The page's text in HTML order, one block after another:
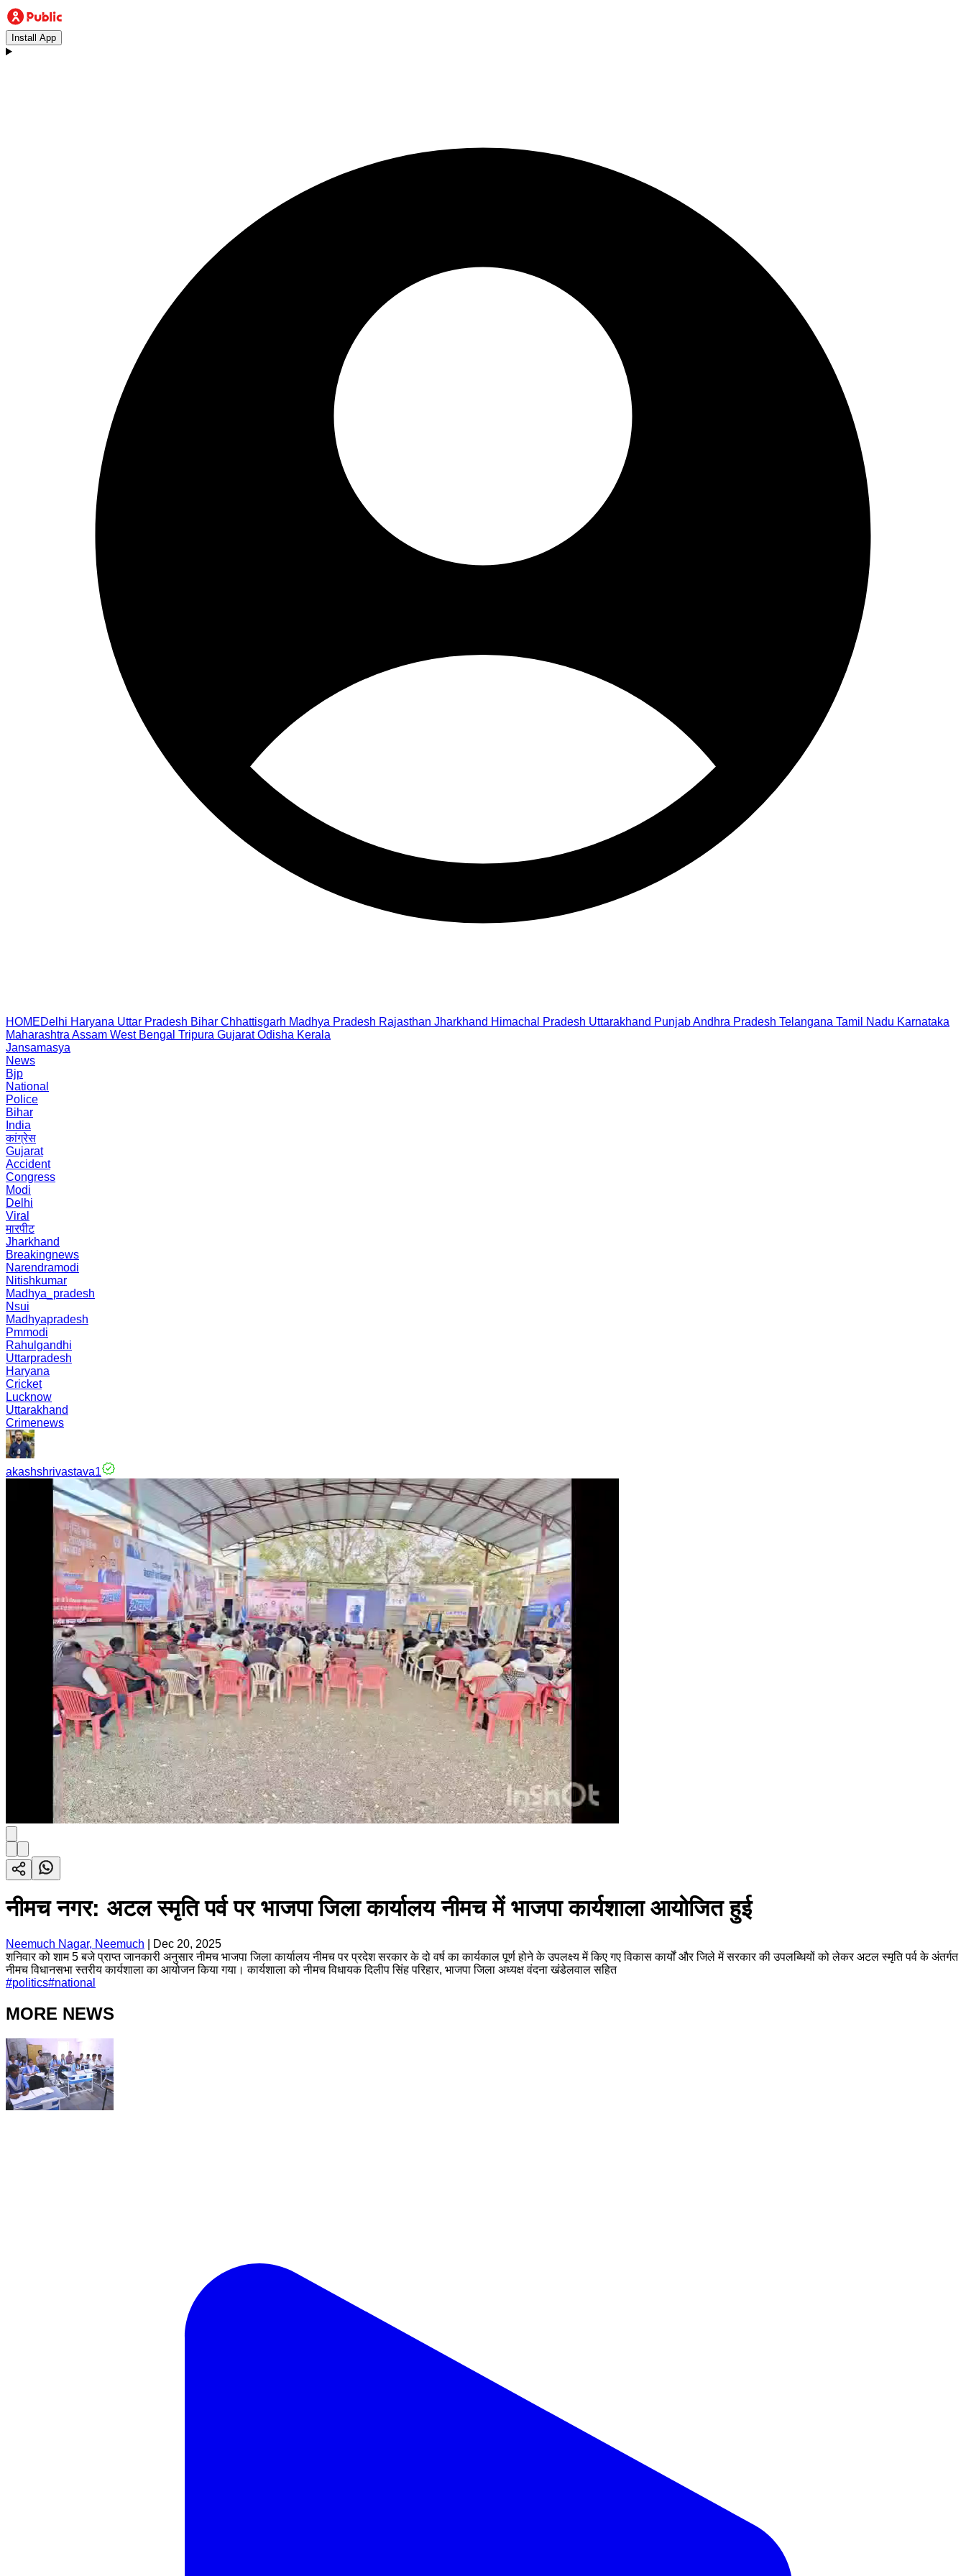
Install App
HOMEDelhi Haryana Uttar Pradesh Bihar Chhattisgarh Madhya Pradesh Rajasthan Jharkhand Himachal Pradesh Uttarakhand PunjabAndhra Pradesh Telangana Tamil Nadu Karnataka
Maharashtra Assam West Bengal Tripura Gujarat Odisha Kerala
Jansamasya
News
Bjp
National
Police
Bihar
India
कांग्रेस
Gujarat
Accident
Congress
Modi
Delhi
Viral
मारपीट
Jharkhand
Breakingnews
Narendramodi
Nitishkumar
Madhya_pradesh
Nsui
Madhyapradesh
Pmmodi
Rahulgandhi
Uttarpradesh
Haryana
Cricket
Lucknow
Uttarakhand
Crimenews
akashshrivastava1
नीमच नगर: अटल स्मृति पर्व पर भाजपा जिला कार्यालय नीमच में भाजपा कार्यशाला आयोजित हुई
Neemuch Nagar, Neemuch
Dec 20, 2025
शनिवार को शाम 5 बजे प्राप्त जानकारी अनुसार नीमच भाजपा जिला कार्यालय नीमच पर प्रदेश सरकार के दो वर्ष का कार्यकाल पूर्ण होने के उपलक्ष्य में किए गए विकास कार्यों और जिले में सरकार की उपलब्धियों को लेकर अटल स्मृति पर्व के अंतर्गत
नीमच विधानसभा स्तरीय कार्यशाला का आयोजन किया गया। कार्यशाला को नीमच विधायक दिलीप सिंह परिहार, भाजपा जिला अध्यक्ष वंदना खंडेलवाल सहित
#politics#national
MORE NEWS